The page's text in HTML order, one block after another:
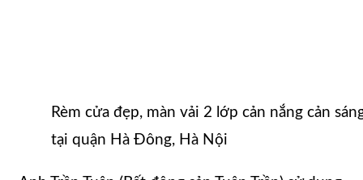
Rèm cửa đẹp, màn vải 2 lớp cản nắng cản
tại quận Hà Đông, Hà Nội